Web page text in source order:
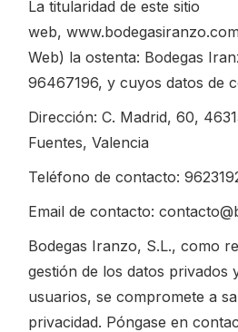
La titularidad de este sitio
web,
Web) la ostenta: Bodegas
96467196, y cuyos datos de
Dirección: C. Madrid, 60,
Fuentes, Valencia
Teléfono de contacto:
Email de contacto:
Bodegas Iranzo, S.L., como
gestión de los datos privados
usuarios, se compromete a
privacidad. Póngase en